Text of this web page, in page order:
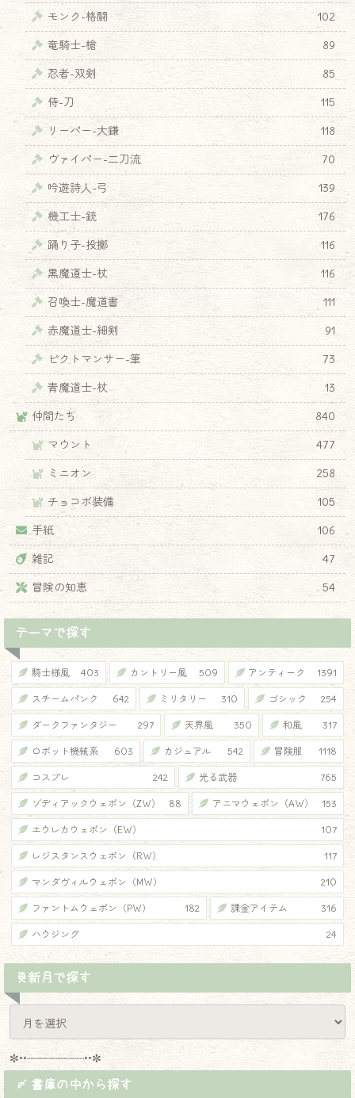
モンク-格闘
102
竜騎士-槍
89
忍者-双剣
85
侍-刀
115
リーパー-大鎌
118
ヴァイパー-二刀流
70
吟遊詩人-弓
139
機工士-銃
176
踊り子-投擲
116
黒魔道士-杖
116
召喚士-魔道書
111
赤魔道士-細剣
91
ピクトマンサー-筆
73
青魔道士-杖
13
仲間たち
840
マウント
477
ミニオン
258
チョコボ装備
105
手紙
106
雑記
47
冒険の知恵
54
テーマで探す
騎士様風 403 カントリー風 509 アンティーク 1391
スチームパンク 642 ミリタリー 310 ゴシック 254
ダークファンタジー 297 天界風 350 和風 317
ロボット機械系 603 カジュアル 542 冒険服 1118
コスプレ 242 光る武器 765
ゾディアックウェポン（ZW） 88 アニマウェポン（AW） 153
エウレカウェポン（EW） 107
レジスタンスウェポン（RW） 117
マンダヴィルウェポン（MW） 210
ファントムウェポン（PW） 182 課金アイテム 316
ハウジング 24
更新月で探す
✼••┈┈┈┈┈┈┈┈┈••✼
〆 書庫の中から探す